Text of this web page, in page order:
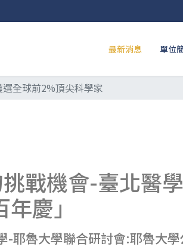
最新消息 單位
全球前2%頂尖科學家
戰機會-臺北醫
慶」
魯大學聯合研討會:耶魯大學